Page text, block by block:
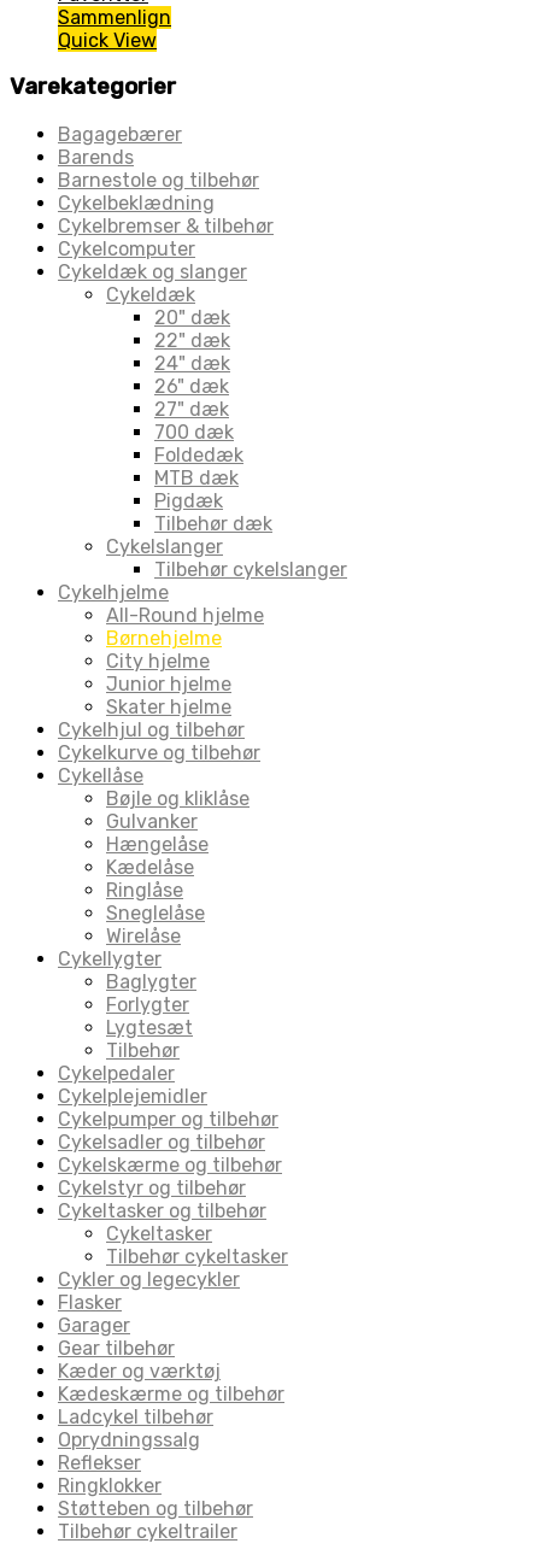
Sammenlign
Quick View
Varekategorier
Bagagebærer
Barends
Barnestole og tilbehør
Cykelbeklædning
Cykelbremser & tilbehør
Cykelcomputer
Cykeldæk og slanger
Cykeldæk
20" dæk
22" dæk
24" dæk
26" dæk
27" dæk
700 dæk
Foldedæk
MTB dæk
Pigdæk
Tilbehør dæk
Cykelslanger
Tilbehør cykelslanger
Cykelhjelme
All-Round hjelme
Børnehjelme
City hjelme
Junior hjelme
Skater hjelme
Cykelhjul og tilbehør
Cykelkurve og tilbehør
Cykellåse
Bøjle og kliklåse
Gulvanker
Hængelåse
Kædelåse
Ringlåse
Sneglelåse
Wirelåse
Cykellygter
Baglygter
Forlygter
Lygtesæt
Tilbehør
Cykelpedaler
Cykelplejemidler
Cykelpumper og tilbehør
Cykelsadler og tilbehør
Cykelskærme og tilbehør
Cykelstyr og tilbehør
Cykeltasker og tilbehør
Cykeltasker
Tilbehør cykeltasker
Cykler og legecykler
Flasker
Garager
Gear tilbehør
Kæder og værktøj
Kædeskærme og tilbehør
Ladcykel tilbehør
Oprydningssalg
Reflekser
Ringklokker
Støtteben og tilbehør
Tilbehør cykeltrailer